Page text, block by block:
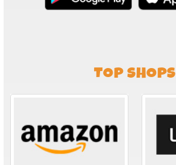
TOP SHOPS